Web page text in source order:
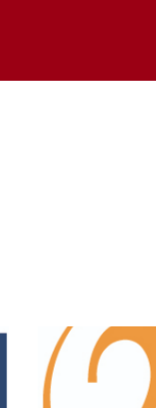
© Centro Diritti